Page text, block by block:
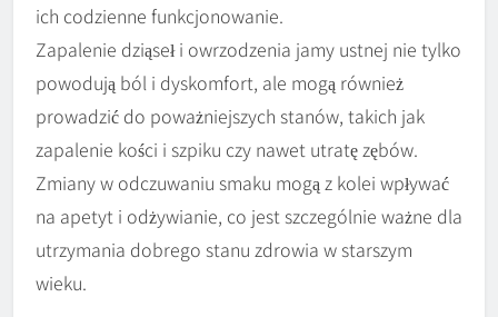
ich codzienne funkcjonowanie.
Zapalenie dziąseł i owrzodzenia jamy ustnej nie tylko
powodują ból i dyskomfort, ale mogą również
prowadzić do poważniejszych stanów, takich jak
zapalenie kości i szpiku czy nawet utratę zębów.
Zmiany w odczuwaniu smaku mogą z kolei wpływać
na apetyt i odżywianie, co jest szczególnie ważne dla
utrzymania dobrego stanu zdrowia w starszym
wieku.